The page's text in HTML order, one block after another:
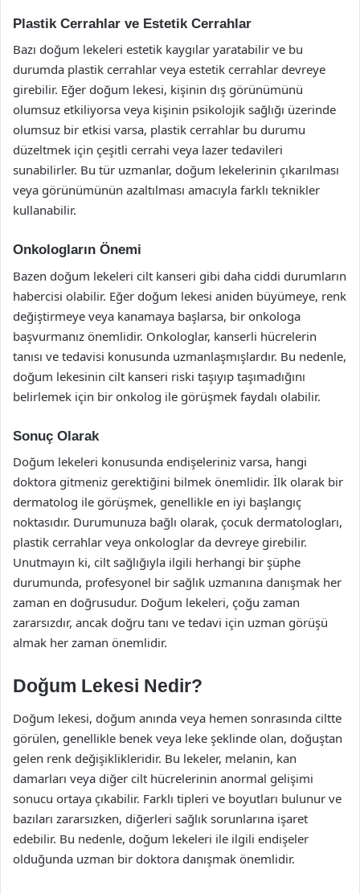
Plastik Cerrahlar ve Estetik Cerrahlar
Bazı doğum lekeleri estetik kaygılar yaratabilir ve bu
durumda plastik cerrahlar veya estetik cerrahlar devreye
girebilir. Eğer doğum lekesi, kişinin dış görünümünü
olumsuz etkiliyorsa veya kişinin psikolojik sağlığı üzerinde
olumsuz bir etkisi varsa, plastik cerrahlar bu durumu
düzeltmek için çeşitli cerrahi veya lazer tedavileri
sunabilirler. Bu tür uzmanlar, doğum lekelerinin çıkarılması
veya görünümünün azaltılması amacıyla farklı teknikler
kullanabilir.
Onkologların Önemi
Bazen doğum lekeleri cilt kanseri gibi daha ciddi durumların
habercisi olabilir. Eğer doğum lekesi aniden büyümeye, renk
değiştirmeye veya kanamaya başlarsa, bir onkologa
başvurmanız önemlidir. Onkologlar, kanserli hücrelerin
tanısı ve tedavisi konusunda uzmanlaşmışlardır. Bu nedenle,
doğum lekesinin cilt kanseri riski taşıyıp taşımadığını
belirlemek için bir onkolog ile görüşmek faydalı olabilir.
Sonuç Olarak
Doğum lekeleri konusunda endişeleriniz varsa, hangi
doktora gitmeniz gerektiğini bilmek önemlidir. İlk olarak bir
dermatolog ile görüşmek, genellikle en iyi başlangıç
noktasıdır. Durumunuza bağlı olarak, çocuk dermatologları,
plastik cerrahlar veya onkologlar da devreye girebilir.
Unutmayın ki, cilt sağlığıyla ilgili herhangi bir şüphe
durumunda, profesyonel bir sağlık uzmanına danışmak her
zaman en doğrusudur. Doğum lekeleri, çoğu zaman
zararsızdır, ancak doğru tanı ve tedavi için uzman görüşü
almak her zaman önemlidir.
Doğum Lekesi Nedir?
Doğum lekesi, doğum anında veya hemen sonrasında ciltte
görülen, genellikle benek veya leke şeklinde olan, doğuştan
gelen renk değişiklikleridir. Bu lekeler, melanin, kan
damarları veya diğer cilt hücrelerinin anormal gelişimi
sonucu ortaya çıkabilir. Farklı tipleri ve boyutları bulunur ve
bazıları zararsızken, diğerleri sağlık sorunlarına işaret
edebilir. Bu nedenle, doğum lekeleri ile ilgili endişeler
olduğunda uzman bir doktora danışmak önemlidir.